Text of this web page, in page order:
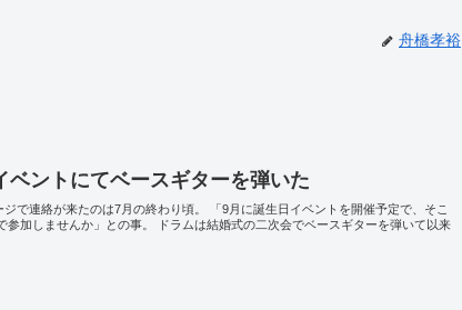
舟橋孝裕
ベントにてベースギターを弾いた
で連絡が来たのは7月の終わり頃。 「9月に誕生日イベントを開催予定で、そこ
参加しませんか」との事。 ドラムは結婚式の二次会でベースギターを弾いて以来